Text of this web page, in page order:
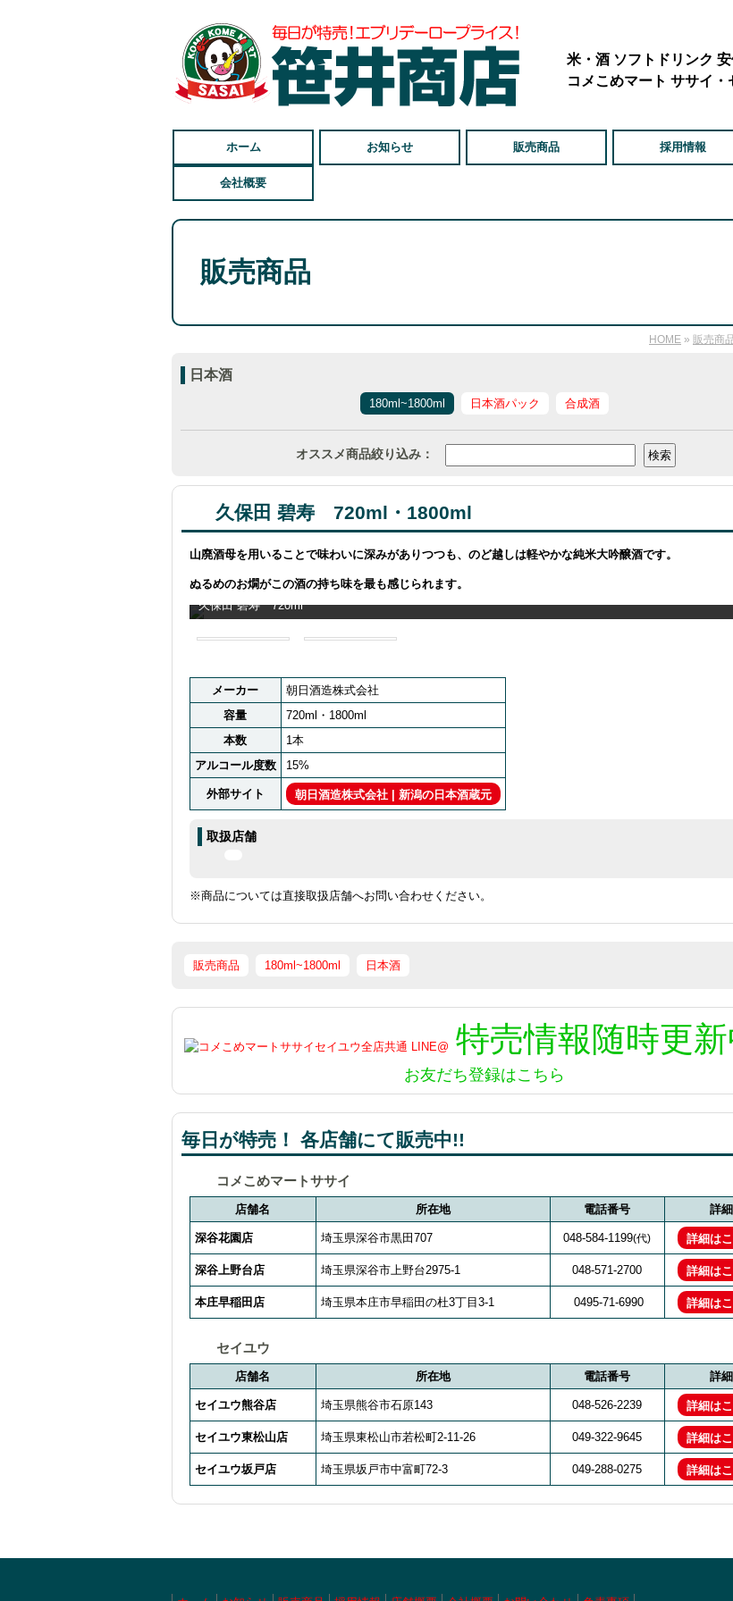
米・酒 ソフトドリンク 安
コメこめマート ササイ・
ホーム お知らせ 販売商品 採用情報
会社概要
販売商品
HOME » 販売商
日本酒
180ml~1800ml 日本酒パック 合成酒
オススメ商品絞り込み：
久保田 碧寿 720ml・1800ml
山廃酒母を用いることで味わいに深みがありつつも、のど越しは軽やかな純米大吟醸酒です。
ぬるめのお燗がこの酒の持ち味を最も感じられます。
久保田 碧寿 720ml
メーカー
朝日酒造株式会社
容量
720ml・1800ml
本数
1本
アルコール度数
15%
外部サイト 朝日酒造株式会社 | 新潟の日本酒蔵元
取扱店舗
※商品については直接取扱店舗へお問い合わせください。
販売商品 180ml~1800ml 日本酒
特売情報随時更
お友だち登録はこちら
毎日が特売！ 各店舗にて販売中!!
コメこめマートササイ
店舗名 所在地 電話番号 詳細
深谷花園店 埼玉県深谷市黒田707 048-584-1199(代) 詳細は
深谷上野台店 埼玉県深谷市上野台2975-1 048-571-2700 詳細は
本庄早稲田店 埼玉県本庄市早稲田の杜3丁目3-1 0495-71-6990 詳細は
セイユウ
店舗名 所在地 電話番号 詳細
セイユウ熊谷店 埼玉県熊谷市石原143 048-526-2239 詳細は
セイユウ東松山店 埼玉県東松山市若松町2-11-26 049-322-9645 詳細は
セイユウ坂戸店 埼玉県坂戸市中富町72-3 049-288-0275 詳細は